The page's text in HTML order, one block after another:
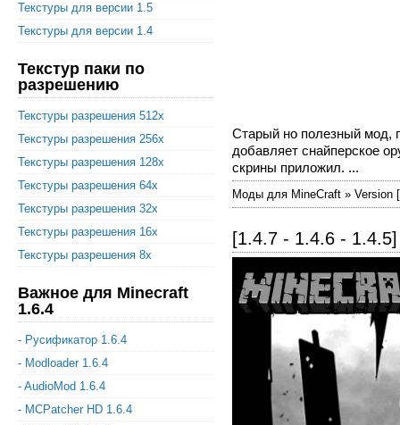
Текстуры для версии 1.5
Текстуры для версии 1.4
Текстур паки по
разрешению
Текстуры разрешения 512x
Текстуры разрешения 256x
Текстуры разрешения 128x
Текстуры разрешения 64x
Текстуры разрешения 32x
Текстуры разрешения 16x
Текстуры разрешения 8x
Важное для Minecraft
1.6.4
- Русификатор 1.6.4
- Modloader 1.6.4
- AudioMod 1.6.4
- MCPatcher HD 1.6.4
Старый но полезный мод,
добавляет снайперское
скрины приложил. ...
Моды для MineCraft » Version
[1.4.7 - 1.4.6 -